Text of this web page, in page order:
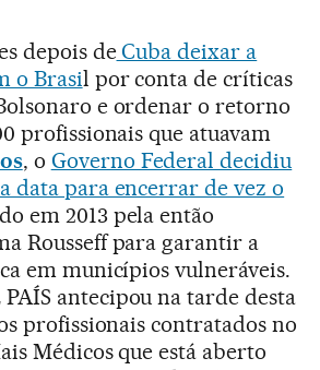
depois deCuba deixar a
o Brasil por conta de críticas
e ordenar o retorno
profissionais que atuavam
, o Governo Federal decidiu
data para encerrar de vez o
em 2013 pela então
Rousseff para garantir a
em municípios vulneráveis.
antecipou na tarde desta
profissionais contratados no
Médicos que está aberto